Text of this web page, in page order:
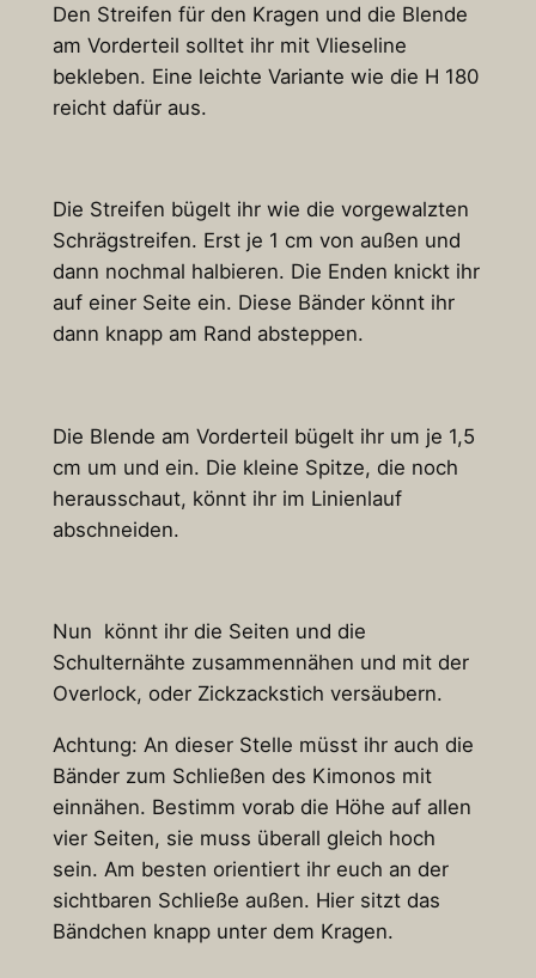
Den Streifen für den Kragen und die Blende
am Vorderteil solltet ihr mit Vlieseline
bekleben. Eine leichte Variante wie die H 180
reicht dafür aus.
Die Streifen bügelt ihr wie die vorgewalzten
Schrägstreifen. Erst je 1 cm von außen und
dann nochmal halbieren. Die Enden knickt ihr
auf einer Seite ein. Diese Bänder könnt ihr
dann knapp am Rand absteppen.
Die Blende am Vorderteil bügelt ihr um je 1,5
cm um und ein. Die kleine Spitze, die noch
herausschaut, könnt ihr im Linienlauf
abschneiden.
Nun könnt ihr die Seiten und die
Schulternähte zusammennähen und mit der
Overlock, oder Zickzackstich versäubern.
Achtung: An dieser Stelle müsst ihr auch die
Bänder zum Schließen des Kimonos mit
einnähen. Bestimm vorab die Höhe auf allen
vier Seiten, sie muss überall gleich hoch
sein. Am besten orientiert ihr euch an der
sichtbaren Schließe außen. Hier sitzt das
Bändchen knapp unter dem Kragen.